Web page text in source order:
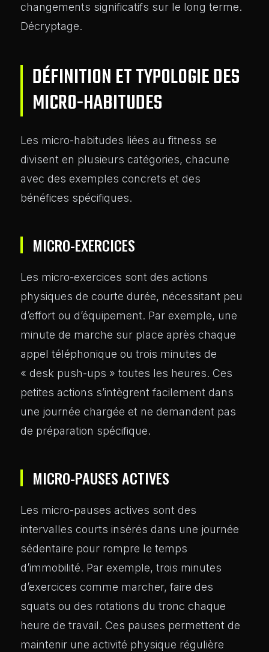
changements significatifs sur le long terme.
Décryptage.
DÉFINITION ET TYPOLOGIE DES
MICRO-HABITUDES
Les micro-habitudes liées au fitness se
divisent en plusieurs catégories, chacune
avec des exemples concrets et des
bénéfices spécifiques.
MICRO-EXERCICES
Les micro-exercices sont des actions
physiques de courte durée, nécessitant peu
d’effort ou d’équipement. Par exemple, une
minute de marche sur place après chaque
appel téléphonique ou trois minutes de
« desk push-ups » toutes les heures. Ces
petites actions s’intègrent facilement dans
une journée chargée et ne demandent pas
de préparation spécifique.
MICRO-PAUSES ACTIVES
Les micro-pauses actives sont des
intervalles courts insérés dans une journée
sédentaire pour rompre le temps
d’immobilité. Par exemple, trois minutes
d’exercices comme marcher, faire des
squats ou des rotations du tronc chaque
heure de travail. Ces pauses permettent de
maintenir une activité physique régulière